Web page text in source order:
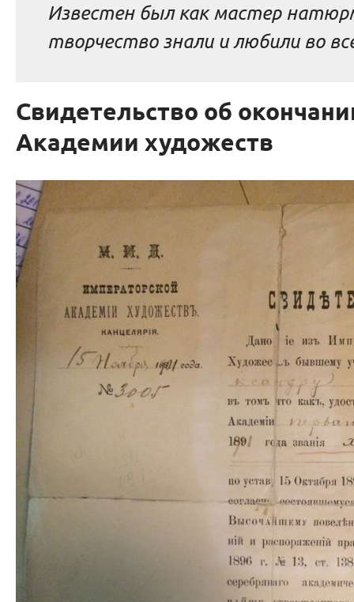
Известен был как мастер
творчество знали и любили во
Свидетельство об
Академии художеств